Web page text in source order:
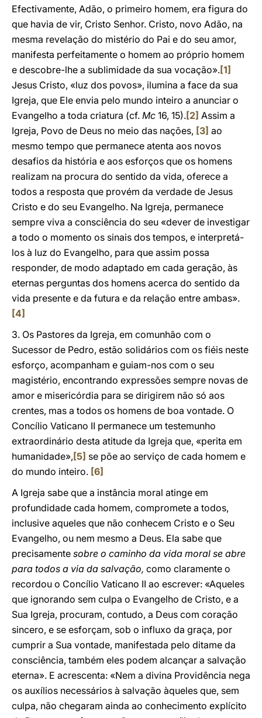
Efectivamente, Adão, o primeiro homem, era figura do
que havia de vir, Cristo Senhor. Cristo, novo Adão, na
mesma revelação do mistério do Pai e do seu amor,
manifesta perfeitamente o homem ao próprio homem
e descobre-lhe a sublimidade da sua vocação».[1]
Jesus Cristo, «luz dos povos», ilumina a face da sua
Igreja, que Ele envia pelo mundo inteiro a anunciar o
Evangelho a toda criatura (cf. Mc 16, 15).[2] Assim a
Igreja, Povo de Deus no meio das nações, [3] ao
mesmo tempo que permanece atenta aos novos
desafios da história e aos esforços que os homens
realizam na procura do sentido da vida, oferece a
todos a resposta que provém da verdade de Jesus
Cristo e do seu Evangelho. Na Igreja, permanece
sempre viva a consciência do seu «dever de investigar
a todo o momento os sinais dos tempos, e interpretá-
los à luz do Evangelho, para que assim possa
responder, de modo adaptado em cada geração, às
eternas perguntas dos homens acerca do sentido da
vida presente e da futura e da relação entre ambas».
[4]
3. Os Pastores da Igreja, em comunhão com o
Sucessor de Pedro, estão solidários com os fiéis neste
esforço, acompanham e guiam-nos com o seu
magistério, encontrando expressões sempre novas de
amor e misericórdia para se dirigirem não só aos
crentes, mas a todos os homens de boa vontade. O
Concílio Vaticano II permanece um testemunho
extraordinário desta atitude da Igreja que, «perita em
humanidade», [5] se põe ao serviço de cada homem e
do mundo inteiro. [6]
A Igreja sabe que a instância moral atinge em
profundidade cada homem, compromete a todos,
inclusive aqueles que não conhecem Cristo e o Seu
Evangelho, ou nem mesmo a Deus. Ela sabe que
precisamente sobre o caminho da vida moral se abre
para todos a via da salvação, como claramente o
recordou o Concílio Vaticano II ao escrever: «Aqueles
que ignorando sem culpa o Evangelho de Cristo, e a
Sua Igreja, procuram, contudo, a Deus com coração
sincero, e se esforçam, sob o influxo da graça, por
cumprir a Sua vontade, manifestada pelo ditame da
consciência, também eles podem alcançar a salvação
eterna». E acrescenta: «Nem a divina Providência nega
os auxílios necessários à salvação àqueles que, sem
culpa, não chegaram ainda ao conhecimento explícito